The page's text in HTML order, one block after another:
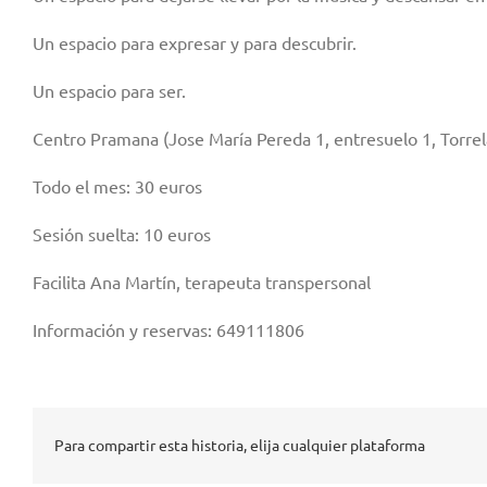
Un espacio para expresar y para descubrir.
Un espacio para ser.
Centro Pramana (Jose María Pereda 1, entresuelo 1,
Todo el mes: 30 euros
Sesión suelta: 10 euros
Facilita Ana Martín, terapeuta transpersonal
Información y reservas: 649111806
Para compartir esta historia, elija cualquier plataforma